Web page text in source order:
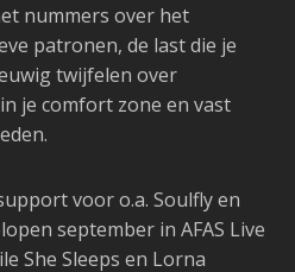
nummers over het
patronen, de last die je
twijfelen over
je comfort zone en vast
voor o.a. Soulfly en
september in AFAS Live
She Sleeps en Lorna